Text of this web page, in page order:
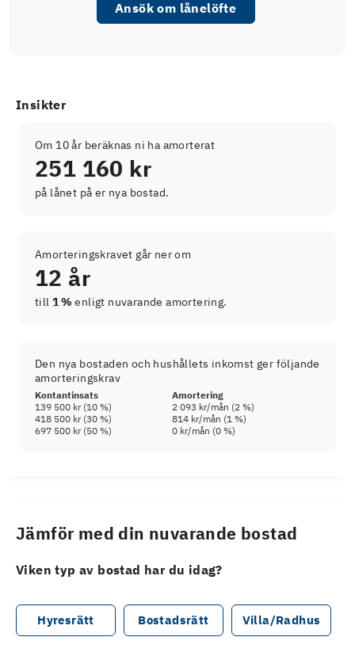
Ansök om lånelöfte
Insikter
Om 10 år beräknas ni ha amorterat
251 160 kr
på lånet på er nya bostad.
Amorteringskravet går ner om
12 år
till 1 % enligt nuvarande amortering.
Den nya bostaden och hushållets inkomst ger följande
amorteringskrav
Kontantinsats
Amortering
139 500 kr(10 %) 2 093 kr/mån (2 %)
418 500 kr(30 %) 814 kr/mån (1 %)
697 500 kr(50 %) 0 kr/mån (0 %)
Jämför med din nuvarande bostad
Viken typ av bostad har du idag?
Hyresrätt Bostadsrätt Villa/Radhus